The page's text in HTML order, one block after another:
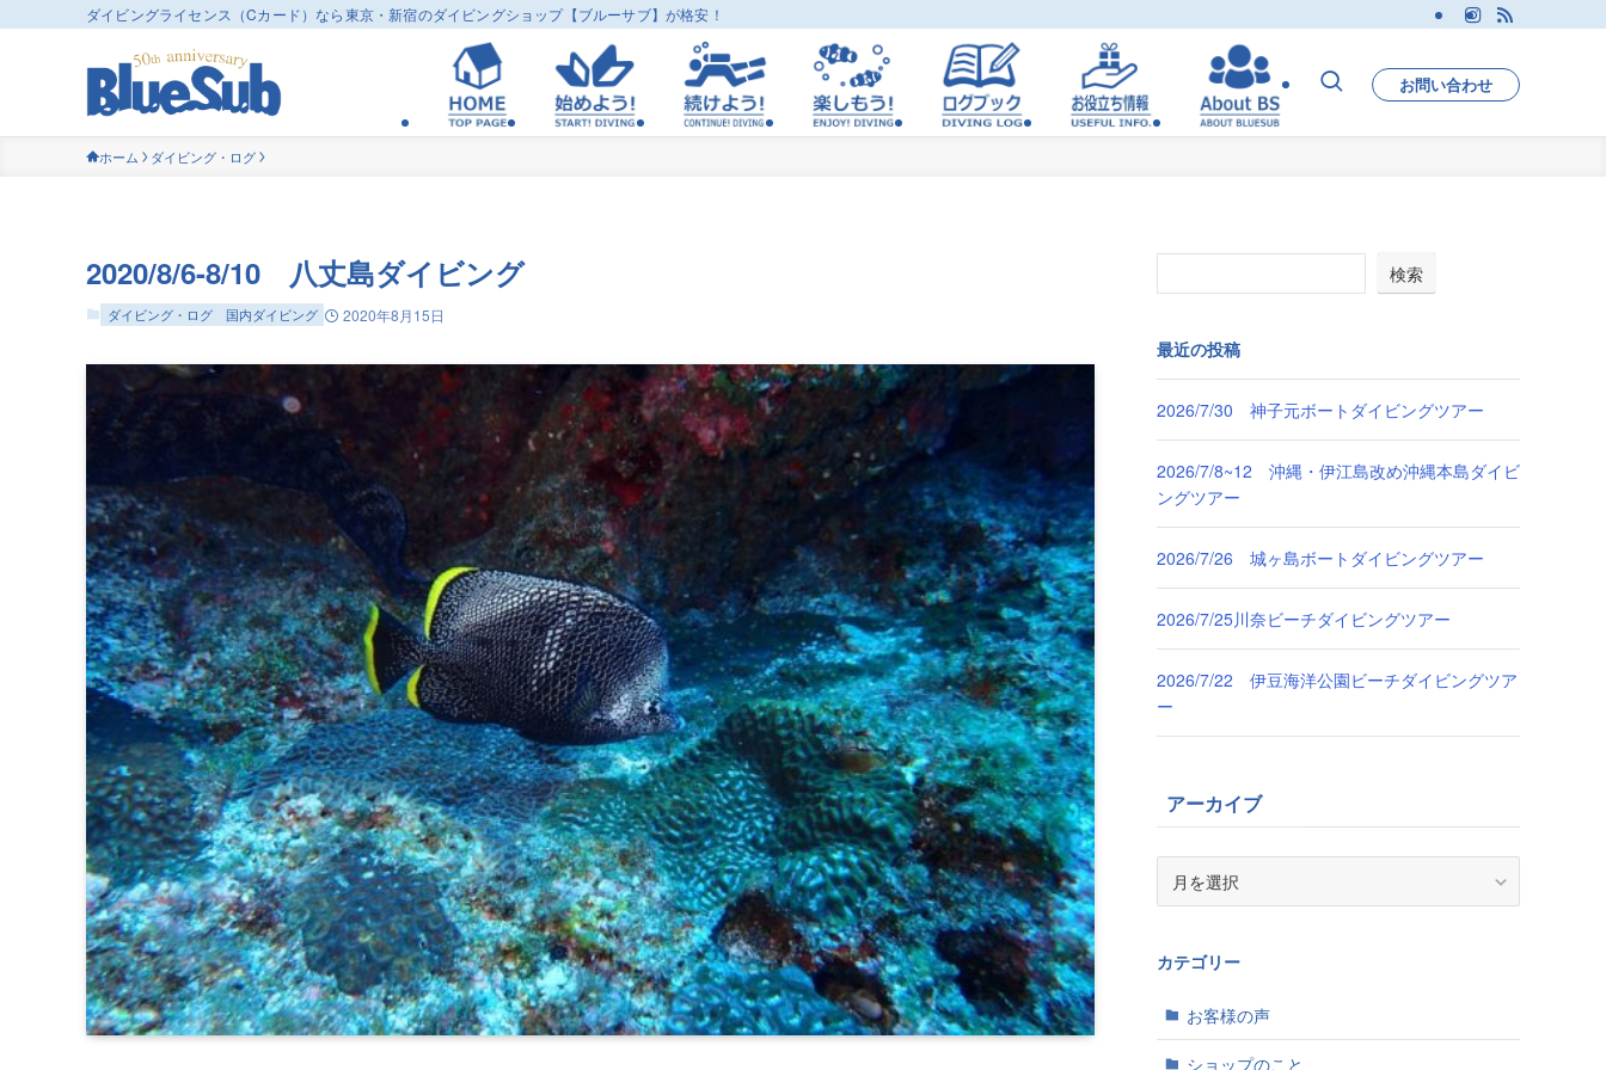
ダイビングライセンス（Cカード）なら東京・新宿のダイビングショップ【ブルーサブ】が格安！
お問い合わせ
ホーム ダイビング・ログ
2020/8/6-8/10 八丈島ダイビング
ダイビング・ログ 国内ダイビング 2020年8月15日
検索
最近の投稿
2026/7/30 神子元ボートダイビングツアー
2026/7/8~12 沖縄・伊江島改め沖縄本島ダイビ
ングツアー
2026/7/26 城ヶ島ボートダイビングツアー
2026/7/25川奈ビーチダイビングツアー
2026/7/22 伊豆海洋公園ビーチダイビングツア
ー
アーカイブ
ブ
カテゴリー
お客様の声
ショップのこと